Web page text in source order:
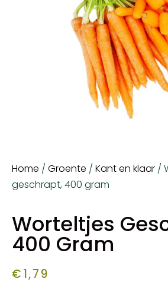
Home / Groente / Kant en klaar /
geschrapt, 400 gram
Worteltjes
400 Gram
€1,79